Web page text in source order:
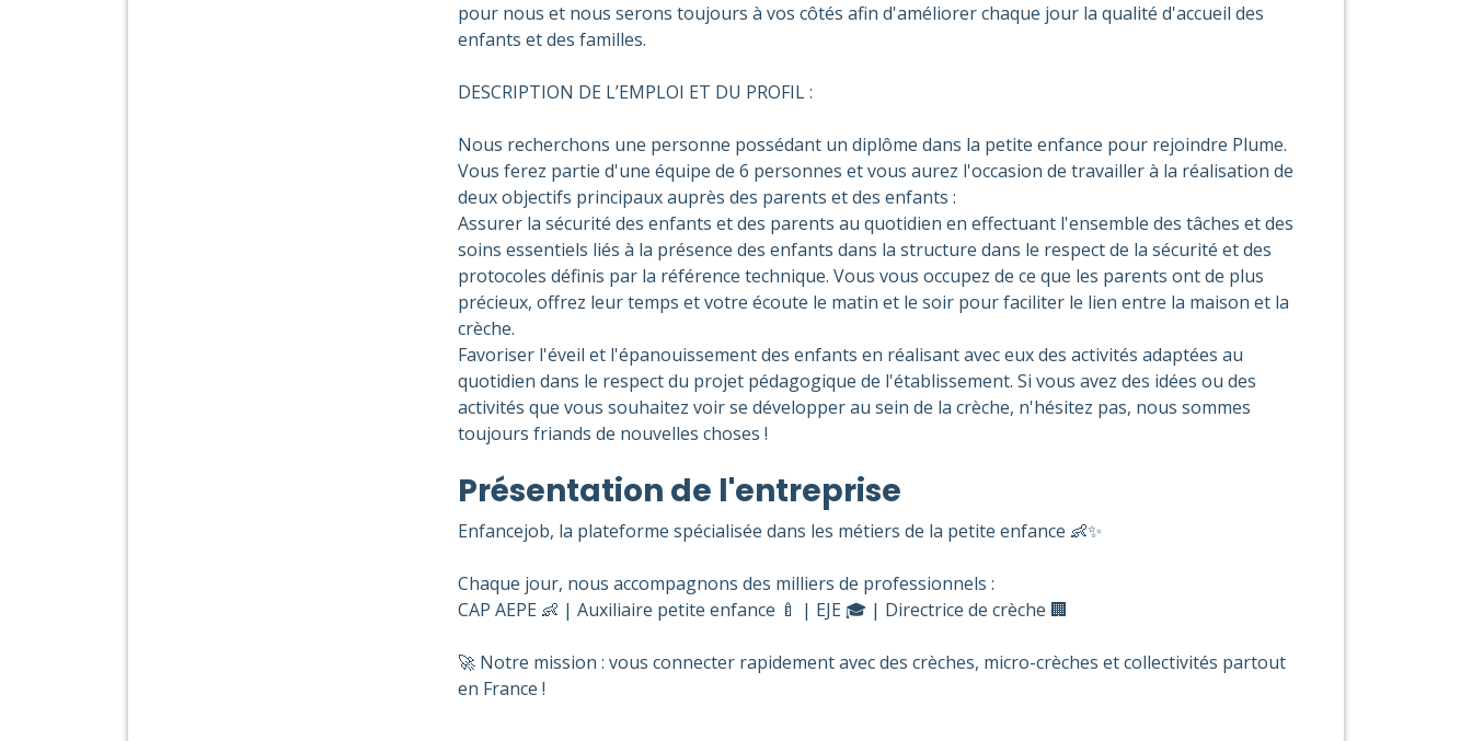
pour nous et nous serons toujours à vos côtés afin d'améliorer chaque jour la qualité d'accueil des
enfants et des familles.
DESCRIPTION DE L’EMPLOI ET DU PROFIL :
Nous recherchons une personne possédant un diplôme dans la petite enfance pour rejoindre Plume.
Vous ferez partie d'une équipe de 6 personnes et vous aurez l'occasion de travailler à la réalisation de
deux objectifs principaux auprès des parents et des enfants :
Assurer la sécurité des enfants et des parents au quotidien en effectuant l'ensemble des tâches et des
soins essentiels liés à la présence des enfants dans la structure dans le respect de la sécurité et des
protocoles définis par la référence technique. Vous vous occupez de ce que les parents ont de plus
précieux, offrez leur temps et votre écoute le matin et le soir pour faciliter le lien entre la maison et la
crèche.
Favoriser l'éveil et l'épanouissement des enfants en réalisant avec eux des activités adaptées au
quotidien dans le respect du projet pédagogique de l'établissement. Si vous avez des idées ou des
activités que vous souhaitez voir se développer au sein de la crèche, n'hésitez pas, nous sommes
toujours friands de nouvelles choses !
Présentation de l'entreprise
Enfancejob, la plateforme spécialisée dans les métiers de la petite enfance 👶✨
Chaque jour, nous accompagnons des milliers de professionnels :
CAP AEPE 👶 | Auxiliaire petite enfance 🍼 | EJE 🎓 | Directrice de crèche 🏢
🚀 Notre mission : vous connecter rapidement avec des crèches, micro-crèches et collectivités partout
en France !